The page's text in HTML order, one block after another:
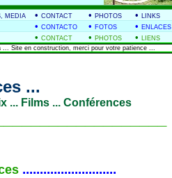
MEDIA • CONTACT • PHOTOS • LINKS
• CONTACTO • FOTOS • ENLACES
• CONTACT • PHOTOS • LIENS
Site en construction, merci pour votre patience ...
...
... Films ... Conférences
...........................